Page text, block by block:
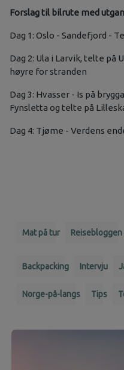
Forslag til bilrute med
Dag 1: Oslo - Sandefjord -
Dag 2: Ula i Larvik, telte på
høyre for stranden
Dag 3: Hvasser - Is på
Fynsletta og telte på
Dag 4: Tjøme - Verdens
Mat på tur Reisebloggen
Backpacking Intervju
Norge-på-langs Tips